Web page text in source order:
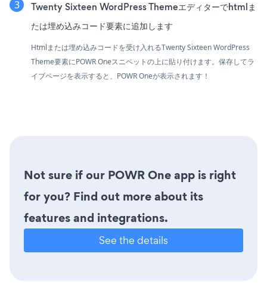
Twenty Sixteen WordPress Themeエディターでhtmlま
たは埋め込みコード要素に追加します
Htmlまたは埋め込みコードを受け入れるTwenty Sixteen WordPress
Theme要素にPOWR Oneスニペットの上に貼り付けます。保存してラ
イブページを表示すると、POWR Oneが表示されます！
Not sure if our POWR One app is right
for you? Find out more about its
features and integrations.
See the details